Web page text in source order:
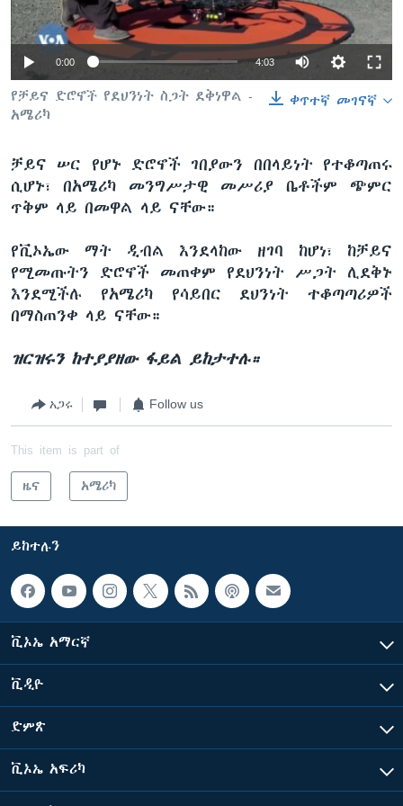
ቋንቋዎች
0:00 4:03
ቀጥተኛ መገናኛ
የቻይና ድሮኖች የደህንነት ስጋት ደቅነዋል -
አሜሪካ
ቻይና ሠር የሆኑ ድሮኖች ገበያውን በበላይነት የተቆጣጠሩ
ሲሆኑ፣ በአሜሪካ መንግሥታዊ መሥሪያ ቤቶችም ጭምር
ጥቅም ላይ በመዋል ላይ ናቸው።
የቪኦኤው ማት ዲብል እንደላከው ዘገባ ከሆነ፣ ከቻይና
የሚመጡትን ድሮኖች መጠቀም የደህንነት ሥጋት ሊደቅኑ
እንደሚችሉ የአሜሪካ የሳይበር ደህንነት ተቆጣጣሪዎች
በማስጠንቀ ላይ ናቸው።
ዝርዝሩን ከተያያዘው ፋይል ይከታተሉ።
አጋሩ Follow us
This item is part of
ዜና አሜሪካ
ይከተሉን
ቪኦኤ አማርኛ
ቪዲዮ
ድምጽ
ቪኦኤ አፍሪካ